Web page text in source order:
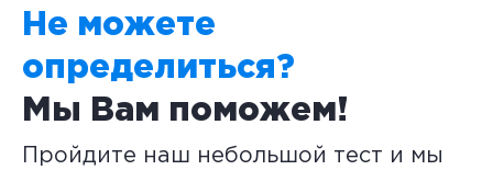
Не можете
определиться?
Мы Вам поможем!
Пройдите наш небольшой тест и мы